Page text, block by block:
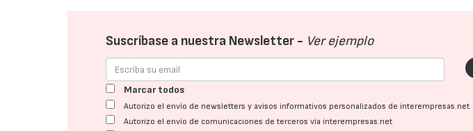
Suscríbase a nuestra Newsletter - Ver ejemplo
Marcar todos
Autorizo el envío de newsletters y avisos informativos personalizados de interempresas.net
Autorizo el envío de comunicaciones de terceros vía interempresas.net